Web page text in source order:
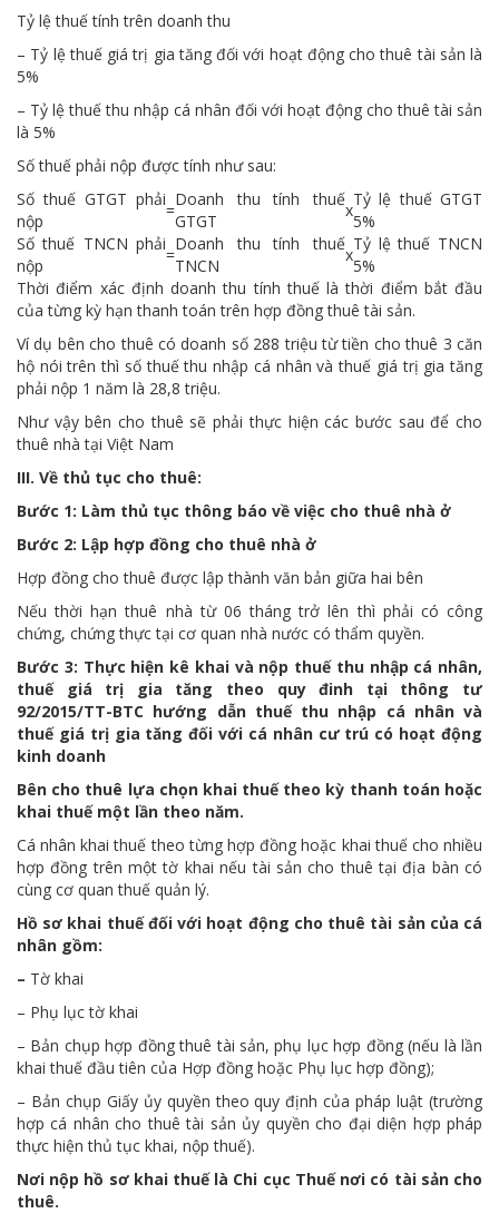
Tỷ lệ thuế tính trên doanh thu
– Tỷ lệ thuế giá trị gia tăng đối với hoạt động cho thuê tài sản là
5%
– Tỷ lệ thuế thu nhập cá nhân đối với hoạt động cho thuê tài sản
là 5%
Số thuế phải nộp được tính như sau:
Số thuế GTGT phải
nộp
=
Doanh thu tính thuế
GTGT
x
Tỷ lệ thuế GTGT
5%
Số thuế TNCN phải
nộp
=
Doanh thu tính thuế
TNCN
x
Tỷ lệ thuế TNCN
5%
Thời điểm xác định doanh thu tính thuế là thời điểm bắt đầu
của từng kỳ hạn thanh toán trên hợp đồng thuê tài sản.
Ví dụ bên cho thuê có doanh số 288 triệu từ tiền cho thuê 3 căn
hộ nói trên thì số thuế thu nhập cá nhân và thuế giá trị gia tăng
phải nộp 1 năm là 28,8 triệu.
Như vậy bên cho thuê sẽ phải thực hiện các bước sau để cho
thuê nhà tại Việt Nam
III. Về thủ tục cho thuê:
Bước 1: Làm thủ tục thông báo về việc cho thuê nhà ở
Bước 2: Lập hợp đồng cho thuê nhà ở
Hợp đồng cho thuê được lập thành văn bản giữa hai bên
Nếu thời hạn thuê nhà từ 06 tháng trở lên thì phải có công
chứng, chứng thực tại cơ quan nhà nước có thẩm quyền.
Bước 3: Thực hiện kê khai và nộp thuế thu nhập cá nhân,
thuế giá trị gia tăng theo quy đinh tại thông tư
92/2015/TT-BTC hướng dẫn thuế thu nhập cá nhân và
thuế giá trị gia tăng đối với cá nhân cư trú có hoạt động
kinh doanh
Bên cho thuê lựa chọn khai thuế theo kỳ thanh toán hoặc
khai thuế một lần theo năm.
Cá nhân khai thuế theo từng hợp đồng hoặc khai thuế cho nhiều
hợp đồng trên một tờ khai nếu tài sản cho thuê tại địa bàn có
cùng cơ quan thuế quản lý.
Hồ sơ khai thuế đối với hoạt động cho thuê tài sản của cá
nhân gồm:
– Tờ khai
– Phụ lục tờ khai
– Bản chụp hợp đồng thuê tài sản, phụ lục hợp đồng (nếu là lần
khai thuế đầu tiên của Hợp đồng hoặc Phụ lục hợp đồng);
– Bản chụp Giấy ủy quyền theo quy định của pháp luật (trường
hợp cá nhân cho thuê tài sản ủy quyền cho đại diện hợp pháp
thực hiện thủ tục khai, nộp thuế).
Nơi nộp hồ sơ khai thuế là Chi cục Thuế nơi có tài sản cho
thuê.